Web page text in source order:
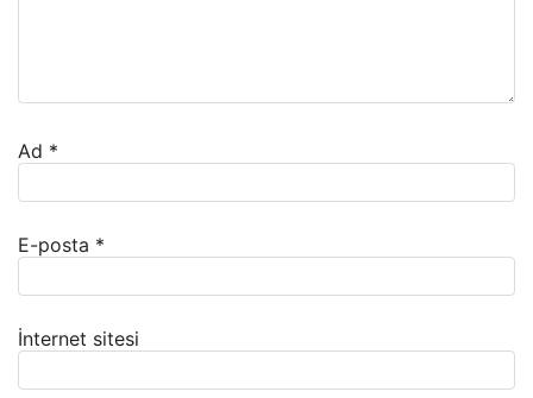
Ad *
E-posta *
İnternet sitesi